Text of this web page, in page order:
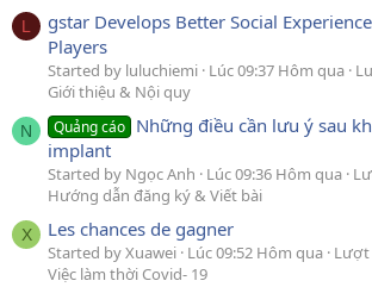
L
gstar Develops Better Social
Players
Started by luluchiemi Lúc 09:37 Hôm qua
Giới thiệu & Nội quy
N Quảng cáo Những điều cần lưu ý sau
implant
Started by Ngọc Anh Lúc 09:36 Hôm qua
Hướng dẫn đăng ký & Viết bài
X Les chances de gagner
Started by Xuawei Lúc 09:52 Hôm qua Lượt
Việc làm thời Covid- 19